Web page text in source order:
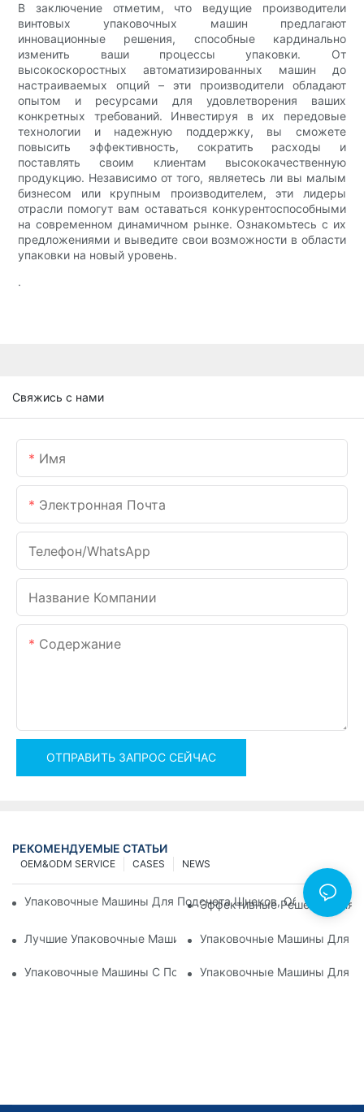
В заключение отметим, что ведущие производители
винтовых упаковочных машин предлагают
инновационные решения, способные кардинально
изменить ваши процессы упаковки. От
высокоскоростных автоматизированных машин до
настраиваемых опций – эти производители обладают
опытом и ресурсами для удовлетворения ваших
конкретных требований. Инвестируя в их передовые
технологии и надежную поддержку, вы сможете
повысить эффективность, сократить расходы и
поставлять своим клиентам высококачественную
продукцию. Независимо от того, являетесь ли вы малым
бизнесом или крупным производителем, эти лидеры
отрасли помогут вам оставаться конкурентоспособными
на современном динамичном рынке. Ознакомьтесь с их
предложениями и выведите свои возможности в области
упаковки на новый уровень.
.
Свяжись с нами
Имя
Электронная Почта
Телефон/WhatsApp
Название Компании
Содержание
ОТПРАВИТЬ ЗАПРОС СЕЙЧАС
РЕКОМЕНДУЕМЫЕ СТАТЬИ
NEWS
CASES
OEM&ODM SERVICE
Упаковочные Машины Для Подсчета Шнеков,
Эффективные Решения Для
Лучшие Упаковочные Машины Для Оборудования С
Упаковочные Машины Для
Упаковочные Машины С Подсчетом Винтов: Идеальный
Упаковочные Машины Для